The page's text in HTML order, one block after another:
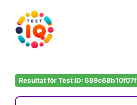
innehåll
Resultat för Test ID: 689c68b10f07f